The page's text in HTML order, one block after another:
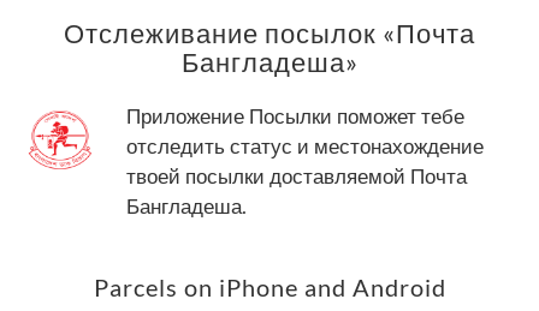
Отслеживание посылок «Почта
Бангладеша»
Приложение Посылки поможет тебе
отследить статус и местонахождение
твоей посылки доставляемой Почта
Бангладеша.
Parcels on iPhone and Android